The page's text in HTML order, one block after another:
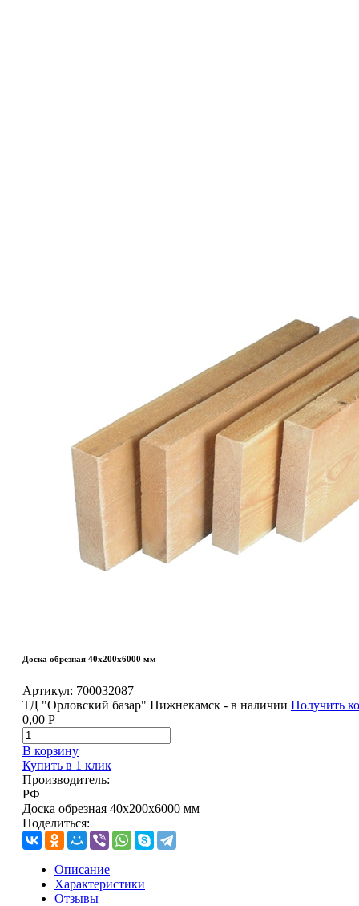
Доска обрезная 40х200х6000 мм
Артикул: 700032087
ТД "Орловский базар" Нижнекамск - в наличии Получить
0,00 Р
В корзину
Купить в 1 клик
Производитель:
РФ
Доска обрезная 40х200х6000 мм
Поделиться:
Описание
Характеристики
Отзывы